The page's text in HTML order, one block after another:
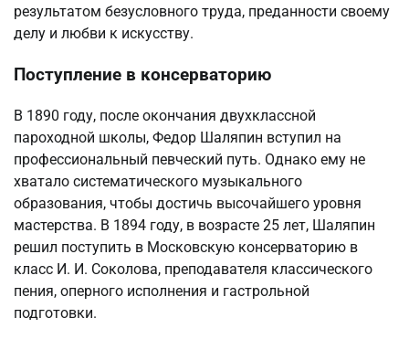
результатом безусловного труда, преданности своему
делу и любви к искусству.
Поступление в консерваторию
В 1890 году, после окончания двухклассной
пароходной школы, Федор Шаляпин вступил на
профессиональный певческий путь. Однако ему не
хватало систематического музыкального
образования, чтобы достичь высочайшего уровня
мастерства. В 1894 году, в возрасте 25 лет, Шаляпин
решил поступить в Московскую консерваторию в
класс И. И. Соколова, преподавателя классического
пения, оперного исполнения и гастрольной
подготовки.